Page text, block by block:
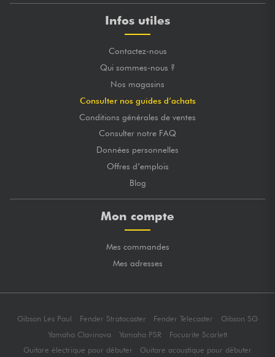
Infos utiles
Contactez-nous
Qui sommes-nous ?
Nos magasins
Consulter nos guides d’achats
Conditions générales de ventes
Consulter notre FAQ
Données personnelles
Offres d’emplois
Blog
Mon compte
Mes commandes
Mes adresses
Gibson Les Paul Fender Stratocaster Fender Telecaster
Gibson SG
Yamaha Clavinova
Yamaha PSR
Focusrite Scarlett
Guitare électrique pour débuter
Guitare acoustique pour débuter